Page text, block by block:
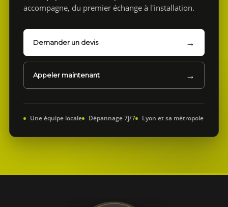
accompagne, du premier échange à l'installation.
Demander un devis
Appeler maintenant
Une équipe locale Dépannage 7j/7 Lyon et sa métropole